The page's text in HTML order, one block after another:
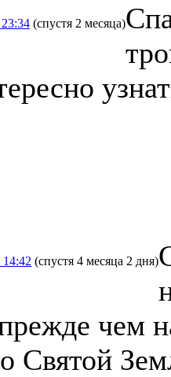
(спустя 2 месяца)
(спустя 4 месяца 2 дня)
чем
Святой